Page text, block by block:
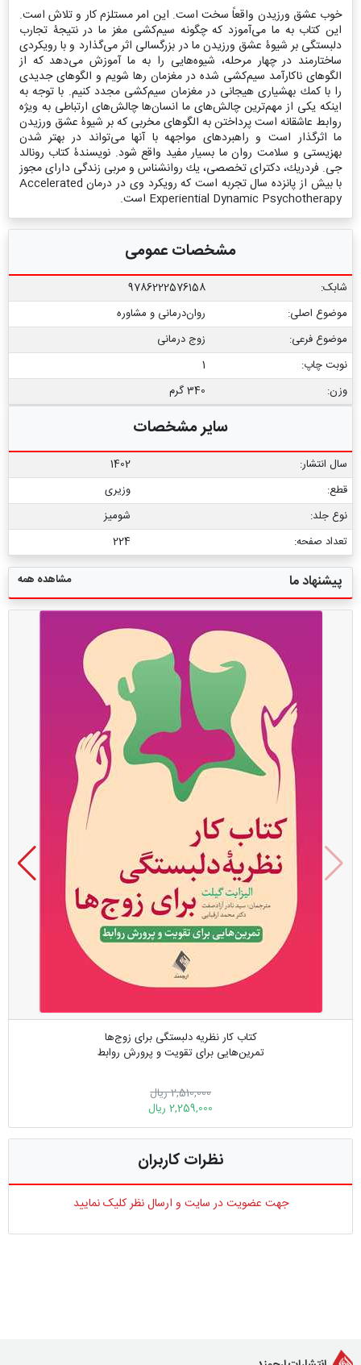
خوب عشق ورزیدن واقعاً سخت است. این امر مستلزم كار و تلاش است.
این كتاب به ما می‌آموزد كه چگونه سیم‌كشی مغز ما در نتیجۀ تجارب
دلبستگی بر شیوۀ عشق ورزیدن ما در بزرگسالی اثر می‌گذارد و با رویكردی
ساختارمند در چهار مرحله، شیوه‌هایی را به ما آموزش می‌دهد كه از
الگوهای ناكارآمد سیم‌كشی شده در مغزمان رها شویم و الگوهای جدیدی
را با كمك بهشیاری هیجانی در مغزمان سیم‌كشی مجدد كنیم. با توجه به
اینكه یكی از مهم‌ترین چالش‌های ما انسان‌ها چالش‌های ارتباطی به ویژه
روابط عاشقانه است پرداختن به الگوهای مخربی كه بر شیوۀ عشق ورزیدن
ما اثرگذار است و راهبردهای مواجهه با آنها می‌تواند در بهتر شدن
بهزیستی و سلامت روان ما بسیار مفید واقع شود. نویسندۀ كتاب رونالد
جی. فردریك، دكترای تخصصی، یك روانشناس و مربی زندگی دارای مجوز
با بیش از پانزده سال تجربه است كه رویكرد وی در درمان Accelerated
Experiential Dynamic Psychotherapy است.
مشخصات عمومی
شابک:
9786222576158
موضوع اصلی:
روان‌درمانی و مشاوره
موضوع فرعی:
زوج درمانی
نوبت چاپ:
1
وزن:
340 گرم
سایر مشخصات
سال انتشار:
1402
قطع:
وزیری
نوع جلد:
شومیز
تعداد صفحه:
224
پیشنهاد ما مشاهده همه
کتاب کار نظریه دلبستگی برای زوج‌ها
تمرین‌هایی برای تقویت و پرورش روابط
2,510,000 ریال
2,259,000 ریال
نظرات کاربران
جهت عضویت در سایت و ارسال نظر کلیک نمایید